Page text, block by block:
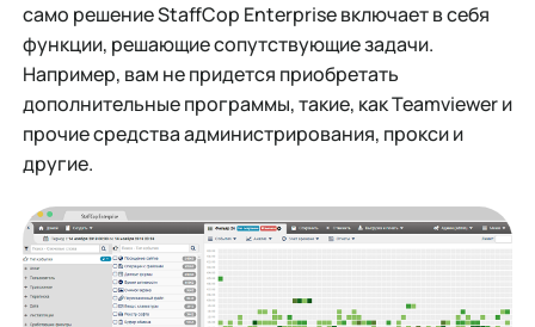
само решение StaffCop Enterprise включает в себя
функции, решающие сопутствующие задачи.
Например, вам не придется приобретать
дополнительные программы, такие, как Teamviewer и
прочие средства администрирования, прокси и
другие.